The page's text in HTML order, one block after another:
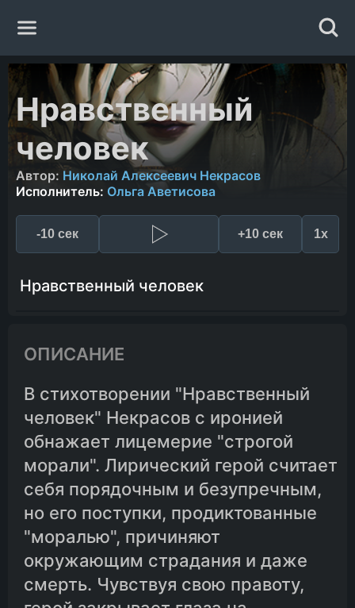
Главная
Жанры
Авторы
Исполнители
Нравственный
человек
Автор: Николай Алексеевич Некрасов
Исполнитель: Ольга Аветисова
-10 сек +10 сек 1x
Нравственный человек
ОПИСАНИЕ
В стихотворении "Нравственный
человек" Некрасов с иронией
обнажает лицемерие "строгой
морали". Лирический герой считает
себя порядочным и безупречным,
но его поступки, продиктованные
"моралью", причиняют
окружающим страдания и даже
смерть. Чувствуя свою правоту,